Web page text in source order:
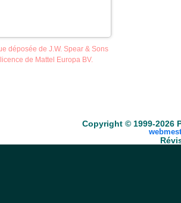
déposée de J.W. Spear & Sons
de Mattel Europa BV.
Copyright © 1999-2026